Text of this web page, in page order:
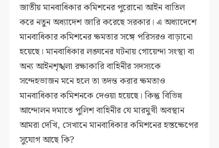
জাতীয় মানবাধিকার কমিশনের পুরোনো আইন বাতিল
করে নতুন অধ্যাদেশ জারি করেছে সরকার। এ অধ্যাদেশে
মানবাধিকার কমিশনের ক্ষমতার সঙ্গে পরিসরও বাড়ানো
হয়েছে। মানবাধিকার লঙ্ঘনের ঘটনায় গোয়েন্দা সংস্থা বা
অন্য আইনশৃঙ্খলা রক্ষাকারি বাহিনীর সদস্যকে
সন্দেহভাজন মনে হলে তা তদন্ত করার ক্ষমতাও
মানবাধিকার কমিশনকে দেওয়া হয়েছে। কিন্তু বিভিন্ন
আন্দোলন দমাতে পুলিশ বাহিনীর যে মারমুখী অবস্থান
আমরা দেখি, সেখানে মানবাধিকার কমিশনের হস্তক্ষেপের
সুযোগ আছে কি?